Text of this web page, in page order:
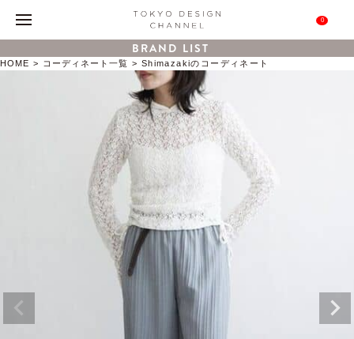
0
BRAND LIST
HOME コーディネート一覧 Shimazakiのコーディネート